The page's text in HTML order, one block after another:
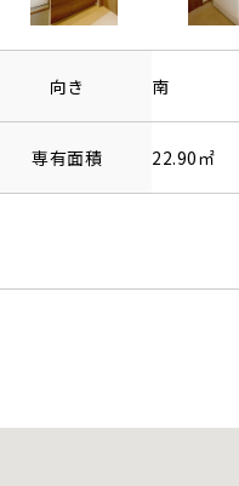
向き 南
専有面積 22.90㎡